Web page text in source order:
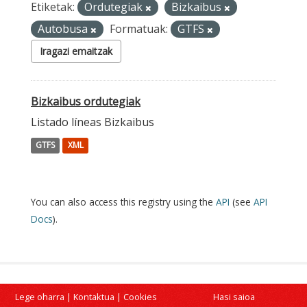
Etiketak: Ordutegiak
Bizkaibus
Autobusa
Formatuak: GTFS
Iragazi emaitzak
Bizkaibus ordutegiak
Listado líneas Bizkaibus
GTFS XML
You can also access this registry using the API (see API
Docs).
Lege oharra | Kontaktua | Cookies Hasi saioa